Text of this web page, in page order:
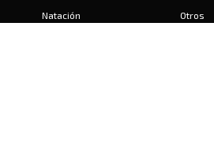
Natación
Otros